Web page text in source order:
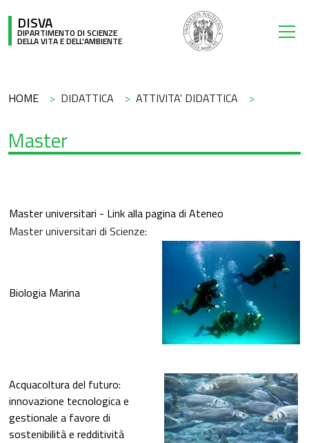
DISVA
DIPARTIMENTO DI SCIENZE
DELLA VITA E DELL'AMBIENTE
Briciole di pane
HOME DIDATTICA ATTIVITA' DIDATTICA
Master
Master universitari - Link alla pagina di Ateneo
Master universitari di Scienze:
Biologia Marina
Acquacoltura del futuro:
innovazione tecnologica e
gestionale a favore di
sostenibilità e redditività